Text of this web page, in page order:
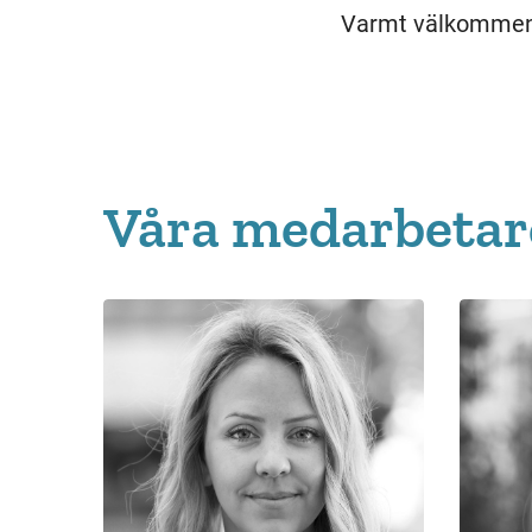
Varmt
Våra